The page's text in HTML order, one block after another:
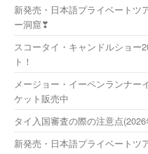
新発売・日本語プライベートツ
ー洞窟❣
スコータイ・キャンドルショー
ト！
メージョー・イーペンランナー
ケット販売中
タイ入国審査の際の注意点
新発売・日本語プライベートツ